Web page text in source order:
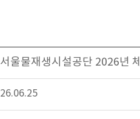
서울물재생시설공단 2026년
26.06.25